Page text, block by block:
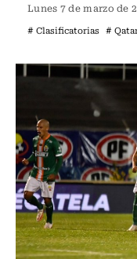
Lunes 7 de marzo de
# Clasificatorias #